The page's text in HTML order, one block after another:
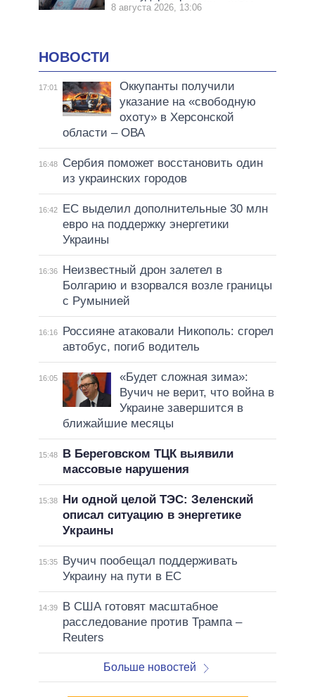
8 августа 2026, 13:06
НОВОСТИ
17:01
Оккупанты получили
указание на «свободную
охоту» в Херсонской
области – ОВА
16:48
Сербия поможет восстановить один
из украинских городов
16:42
ЕС выделил дополнительные 30 млн
евро на поддержку энергетики
Украины
16:36
Неизвестный дрон залетел в
Болгарию и взорвался возле границы
с Румынией
16:16
Россияне атаковали Никополь: сгорел
автобус, погиб водитель
16:05
«Будет сложная зима»:
Вучич не верит, что война в
Украине завершится в
ближайшие месяцы
15:48
В Береговском ТЦК выявили
массовые нарушения
15:38
Ни одной целой ТЭС: Зеленский
описал ситуацию в энергетике
Украины
15:35
Вучич пообещал поддерживать
Украину на пути в ЕС
14:39
В США готовят масштабное
расследование против Трампа –
Reuters
Больше новостей